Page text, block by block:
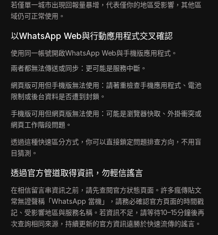
若僅單一城市出現回報量暴增，代表僅你的地區受影響，其他區
域仍可正常使用。
以WhatsApp Web與行動應用程式交叉確認
使用同一帳號開啟WhatsApp Web與手機版應用程式。
兩者都無法傳送或同步：更可能是服務中斷。
網頁版可用但手機版無法使用：請著重檢查手機應用程式、電池
限制或後台資料是否遭到封鎖。
手機版可用但網頁版無法使用：可能是瀏覽器快取、外掛衝突或
網頁工作階段問題。
透過這種快速區分方式，你可以直接鎖定問題排查方向，不用盲
目猜測。
透過官方管道取得資訊，勿輕信謠言
在相信留言串資訊之前，請先查閱官方狀態頁面。許多瘋傳貼文
常無證聲稱「WhatsApp 當機」，請務必確認官方頁面的時間戳
記、受影響地區與服務名稱。若資訊不足，請等待10–15分鐘後再
次查詢相同來源，持續更新的官方資訊遠勝於快速流傳的謠言。